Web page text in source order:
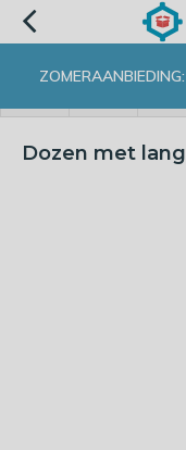
Dozen met